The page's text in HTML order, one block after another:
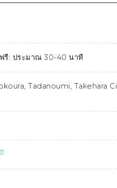
รี: ประมาณ 30-40 นาที
Tadanoumi, Takehara